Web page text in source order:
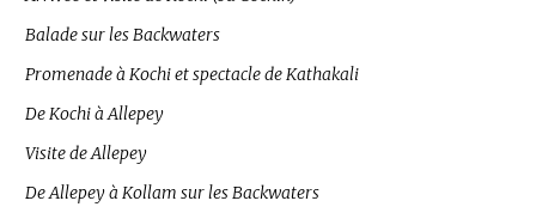
Balade sur les Backwaters
Promenade à Kochi et spectacle de Kathakali
De Kochi à Allepey
Visite de Allepey
De Allepey à Kollam sur les Backwaters